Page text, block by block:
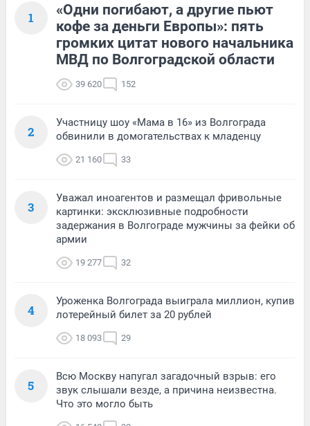
1
«Одни погибают, а другие пьют
кофе за деньги Европы»: пять
громких цитат нового начальника
МВД по Волгоградской области
39 620 152
2
Участницу шоу «Мама в 16» из Волгограда
обвинили в домогательствах к младенцу
21 160 33
3
Уважал иноагентов и размещал фривольные
картинки: эксклюзивные подробности
задержания в Волгограде мужчины за фейки об
армии
19 277 32
4
Уроженка Волгограда выиграла миллион, купив
лотерейный билет за 20 рублей
18 093 29
5
Всю Москву напугал загадочный взрыв: его
звук слышали везде, а причина неизвестна.
Что это могло быть